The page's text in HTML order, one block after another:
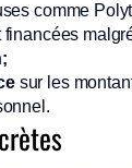
comme
financées
sur les